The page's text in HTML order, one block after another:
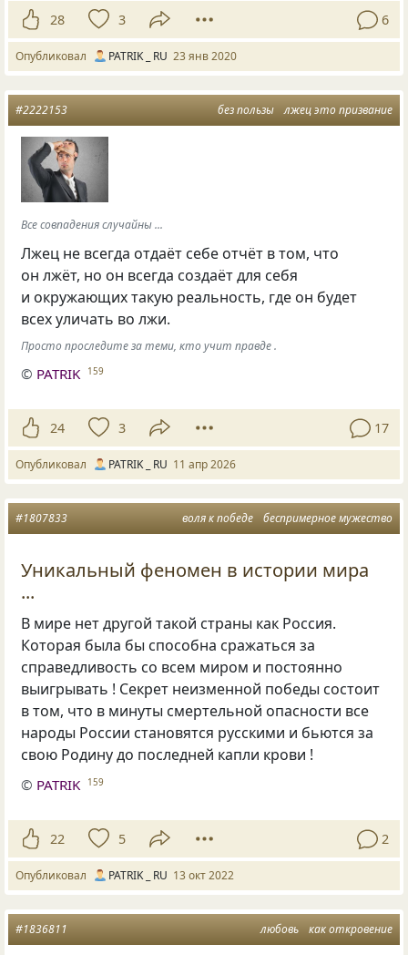
28 3 6
Опубликовал PATRIK _ RU 23 янв 2020
без пользы лжец это призвание
#2222153
Все совпадения случайны ...
Лжец не всегда отдаёт себе отчёт в том, что
он лжёт, но он всегда создаёт для себя
и окружающих такую реальность, где он будет
всех уличать во лжи.
Просто проследите за теми, кто учит правде .
© PATRIK 159
24 3 17
Опубликовал PATRIK _ RU 11 апр 2026
воля к победе беспримерное мужество
#1807833
Уникальный феномен в истории мира
...
В мире нет другой такой страны как Россия.
Которая была бы способна сражаться за
справедливость со всем миром и постоянно
выигрывать ! Секрет неизменной победы состоит
в том, что в минуты смертельной опасности все
народы России становятся русскими и бьются за
свою Родину до последней капли крови !
© PATRIK 159
22 5 2
Опубликовал PATRIK _ RU 13 окт 2022
любовь как откровение
#1836811